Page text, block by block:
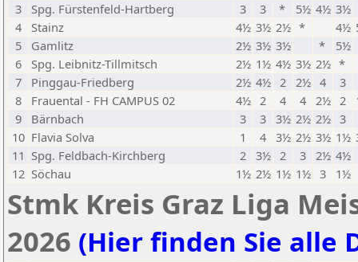
3
Spg. Fürstenfeld-Hartberg 3 3 * 5½ 4½ 3½
4
Stainz 4½ 3½ 2½ * 4½
5
Gamlitz 2½ 3½ 3½ *
5½
6
Spg. Leibnitz-Tillmitsch 2½ 1½ 4½ 3½ 2½ *
7
Pinggau-Friedberg 2½ 4½ 2 2½ 4 3
8
Frauental - FH CAMPUS 02 4½ 2 4 4 2½ 2
9
Bärnbach 3 3 3½ 2½ 2½ 3
10 Flavia Solva 1 4 3½ 2½ 3½ 1½
11 Spg. Feldbach-Kirchberg 2 3½ 2 3 2½ 4½
12 Söchau 1½ 2½ 1½ 1½ 3 1½
Stmk Kreis Graz Liga
2026 (Hier finden Sie alle